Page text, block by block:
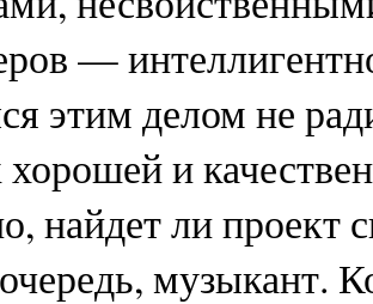
—
этим делом не
и
найдет ли проект
музыкант.